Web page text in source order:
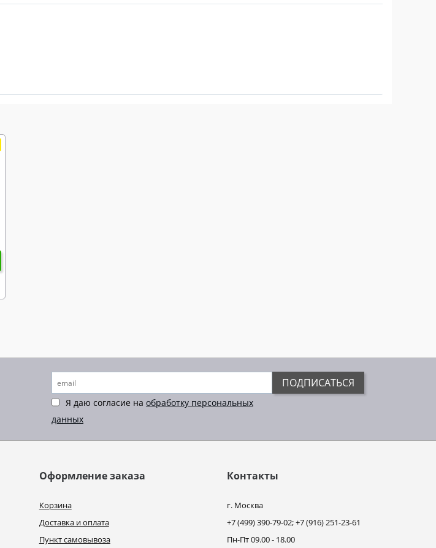
Я даю согласие на обработку персональных
данных
ПОДПИСАТЬСЯ
Оформление заказа
Корзина
Доставка и оплата
Пункт самовывоза
Контакты
г. Москва
+7 (499) 390-79-02; +7 (916) 251-23-61
Пн-Пт 09.00 - 18.00